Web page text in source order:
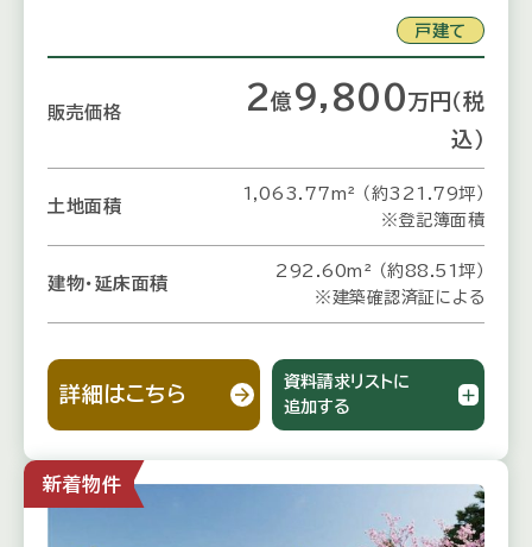
戸建て
販売価格 2億 9,800万 円 （税
込）
土地面積
1,063.77m² （約321.79坪）
※登記簿面積
建物・延床面積
292.60m² （約88.51坪）
※建築確認済証による
詳細はこちら
資料請求リストに
追加する
新着物件